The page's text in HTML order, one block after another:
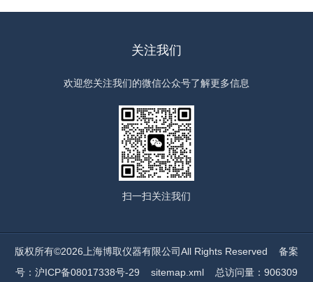
关注我们
欢迎您关注我们的微信公众号了解更多信息
扫一扫关注我们
版权所有©2026上海博取仪器有限公司All Rights Reserved 备案
号：沪ICP备08017338号-29
sitemap.xml总访问量：906309